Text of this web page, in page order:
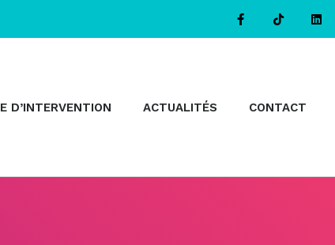
D’INTERVENTION ACTUALITÉS CONTACT